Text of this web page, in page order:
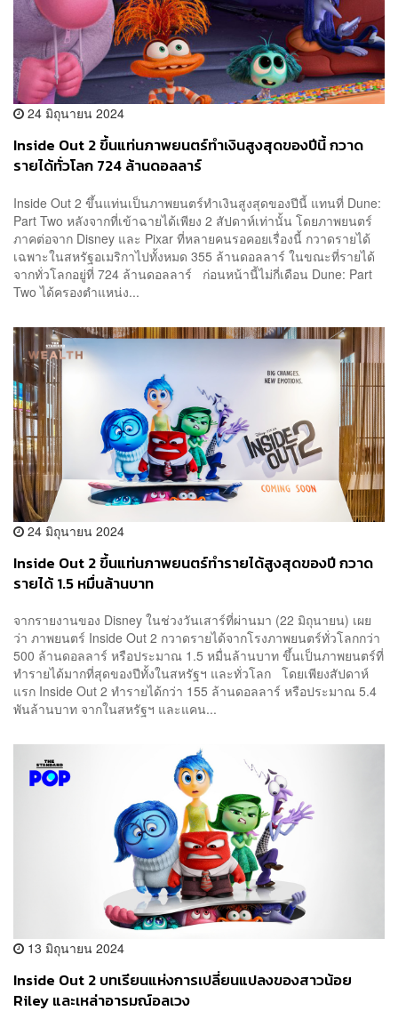
24 มิถุนายน 2024
Inside Out 2 ขึ้นแท่นภาพยนตร์ทำเงินสูงสุดของปีนี้ กวาด
รายได้ทั่วโลก 724 ล้านดอลลาร์
Inside Out 2 ขึ้นแท่นเป็นภาพยนตร์ทำเงินสูงสุดของปีนี้ แทนที่ Dune:
Part Two หลังจากที่เข้าฉายได้เพียง 2 สัปดาห์เท่านั้น โดยภาพยนตร์
ภาคต่อจาก Disney และ Pixar ที่หลายคนรอคอยเรื่องนี้ กวาดรายได้
เฉพาะในสหรัฐอเมริกาไปทั้งหมด 355 ล้านดอลลาร์ ในขณะที่รายได้
จากทั่วโลกอยู่ที่ 724 ล้านดอลลาร์ ก่อนหน้านี้ไม่กี่เดือน Dune: Part
Two ได้ครองตำแหน่ง...
24 มิถุนายน 2024
Inside Out 2 ขึ้นแท่นภาพยนตร์ทำรายได้สูงสุดของปี กวาด
รายได้ 1.5 หมื่นล้านบาท
จากรายงานของ Disney ในช่วงวันเสาร์ที่ผ่านมา (22 มิถุนายน) เผย
ว่า ภาพยนตร์ Inside Out 2 กวาดรายได้จากโรงภาพยนตร์ทั่วโลกกว่า
500 ล้านดอลลาร์ หรือประมาณ 1.5 หมื่นล้านบาท ขึ้นเป็นภาพยนตร์ที่
ทำรายได้มากที่สุดของปีทั้งในสหรัฐฯ และทั่วโลก โดยเพียงสัปดาห์
แรก Inside Out 2 ทำรายได้กว่า 155 ล้านดอลลาร์ หรือประมาณ 5.4
พันล้านบาท จากในสหรัฐฯ และแคน...
13 มิถุนายน 2024
Inside Out 2 บทเรียนแห่งการเปลี่ยนแปลงของสาวน้อย
Riley และเหล่าอารมณ์อลเวง